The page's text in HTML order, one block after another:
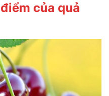
của quả